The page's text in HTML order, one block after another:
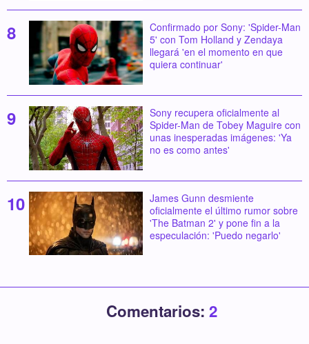
Confirmado por Sony: 'Spider-Man
5' con Tom Holland y Zendaya
llegará 'en el momento en que
quiera continuar'
Sony recupera oficialmente al
Spider-Man de Tobey Maguire con
unas inesperadas imágenes: 'Ya
no es como antes'
James Gunn desmiente
oficialmente el último rumor sobre
'The Batman 2' y pone fin a la
especulación: 'Puedo negarlo'
Comentarios: 2